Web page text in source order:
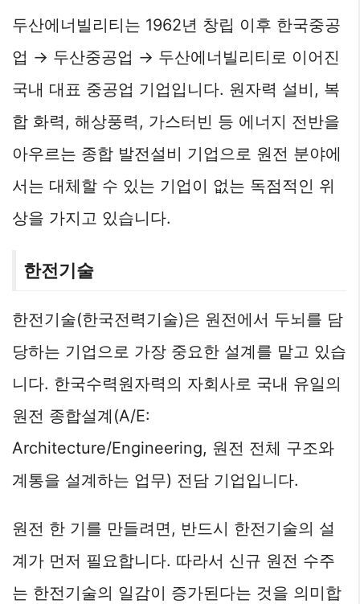
두산에너빌리티는 1962년 창립 이후 한국중공
업 → 두산중공업 → 두산에너빌리티로 이어진
국내 대표 중공업 기업입니다. 원자력 설비, 복
합 화력, 해상풍력, 가스터빈 등 에너지 전반을
아우르는 종합 발전설비 기업으로 원전 분야에
서는 대체할 수 있는 기업이 없는 독점적인 위
상을 가지고 있습니다.
한전기술
한전기술(한국전력기술)은 원전에서 두뇌를 담
당하는 기업으로 가장 중요한 설계를 맡고 있습
니다. 한국수력원자력의 자회사로 국내 유일의
원전 종합설계(A/E:
Architecture/Engineering, 원전 전체 구조와
계통을 설계하는 업무) 전담 기업입니다.
원전 한 기를 만들려면, 반드시 한전기술의 설
계가 먼저 필요합니다. 따라서 신규 원전 수주
는 한전기술의 일감이 증가된다는 것을 의미합